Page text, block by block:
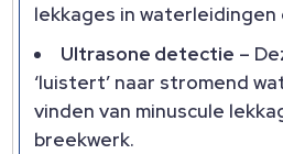
lekkages in waterleidingen
Ultrasone detectie –
‘luistert’ naar stromend
vinden van minuscule
breekwerk.